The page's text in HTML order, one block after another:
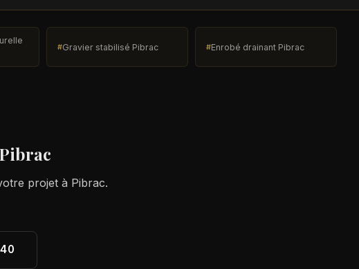
Gravier stabilisé Pibrac Enrobé drainant Pibrac
projet à Pibrac.